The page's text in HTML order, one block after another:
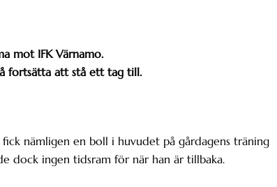
mot IFK Värnamo.
fortsätta att stå ett tag till.
nämligen en boll i huvudet på gårdagens träning
dock ingen tidsram för när han är tillbaka.